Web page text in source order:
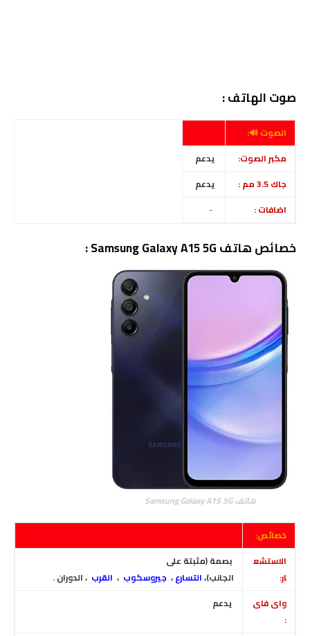
صوت الهاتف :
الصوت 🔊:
مكبر الصوت:
يدعم
جاك 3.5 مم :
يدعم
اضافات :
-
خصائص هاتف Samsung Galaxy A15 5G :
هاتف Samsung Galaxy A15 5G
خصائص:
الاستشع
ار:
بصمة (مثبتة على
الجانب)،التسارع، جيروسكوب ، القرب ، الدوران .
واى فاى
:
يدعم